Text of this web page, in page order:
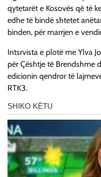
qytetarët e Kosovës që të
edhe të bindë shtetet
binden, për marrjen e
Intsrvista e plotë me Ylva
për Çështje të Brendshme
edicionin qendror të
RTK3.